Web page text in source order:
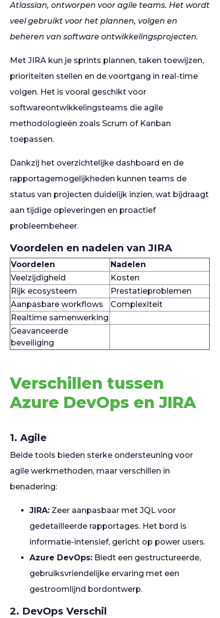
Atlassian, ontworpen voor agile teams. Het wordt
veel gebruikt voor het plannen, volgen en
beheren van software ontwikkelingsprojecten.
Met JIRA kun je sprints plannen, taken toewijzen,
prioriteiten stellen en de voortgang in real-time
volgen. Het is vooral geschikt voor
softwareontwikkelingsteams die agile
methodologieën zoals Scrum of Kanban
toepassen.
Dankzij het overzichtelijke dashboard en de
rapportagemogelijkheden kunnen teams de
status van projecten duidelijk inzien, wat bijdraagt
aan tijdige opleveringen en proactief
probleembeheer.
Voordelen en nadelen van JIRA
Voordelen
Nadelen
Veelzijdigheid
Kosten
Rijk ecosysteem
Prestatieproblemen
Aanpasbare workflows
Complexiteit
Realtime samenwerking
Geavanceerde
beveiliging
Verschillen tussen
Azure DevOps en JIRA
1. Agile
Beide tools bieden sterke ondersteuning voor
agile werkmethoden, maar verschillen in
benadering:
JIRA: Zeer aanpasbaar met JQL voor
gedetailleerde rapportages. Het bord is
informatie-intensief, gericht op power users.
Azure DevOps: Biedt een gestructureerde,
gebruiksvriendelijke ervaring met een
gestroomlijnd bordontwerp.
2. DevOps Verschil